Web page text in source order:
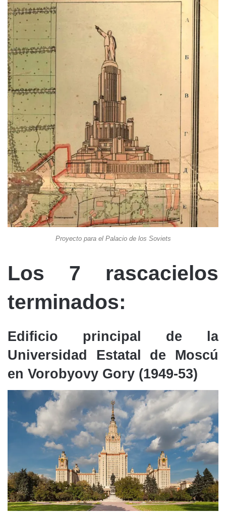
Proyecto para el Palacio de los Soviets
Los 7 rascacielos
terminados:
Edificio principal de la
Universidad Estatal de Moscú
en Vorobyovy Gory (1949-53)